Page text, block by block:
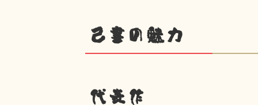
己書の魅力
代表作